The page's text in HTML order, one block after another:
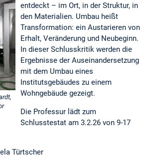
entdeckt – im Ort, in der Struktur, in
den Materialien. Umbau heißt
Transformation: ein Austarieren von
Erhalt, Veränderung und Neubeginn.
In dieser Schlusskritik werden die
Ergebnisse der Auseinandersetzung
mit dem Umbau eines
Institutsgebäudes zu einem
Wohngebäude gezeigt.
Die Professur lädt zum
Schlusstestat am 3.2.26 von 9-17
Türtscher